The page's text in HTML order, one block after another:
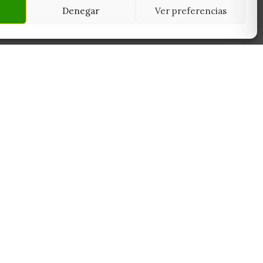
Denegar Ver preferencias